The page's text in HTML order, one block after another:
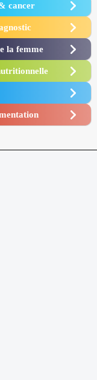
cancer
la femme